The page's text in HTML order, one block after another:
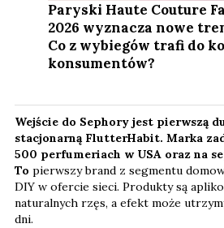
Paryski Haute Couture
2026 wyznacza nowe
Co z wybiegów trafi do
konsumentów?
Wejście do Sephory jest pierwszą
stacjonarną FlutterHabit. Marka
500 perfumeriach w USA oraz na
To pierwszy brand z segmentu
DIY w ofercie sieci. Produkty są
naturalnych rzęs, a efekt może
dni.